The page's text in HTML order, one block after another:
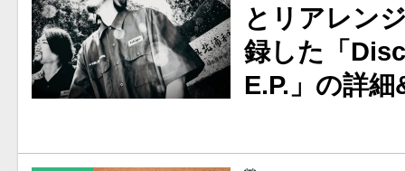
とリアレン
録した「
E.P.」の詳